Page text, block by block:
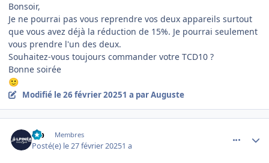
Bonsoir,
Je ne pourrai pas vous reprendre vos deux appareils surtout
que vous avez déjà la réduction de 15%. Je pourrai seulement
vous prendre l'un des deux.
Souhaitez-vous toujours commander votre TCD10 ?
Bonne soirée
🙂
Modifié le 26 février 20251 a par Auguste
lab Membres
Posté(e) le 27 février 20251 a